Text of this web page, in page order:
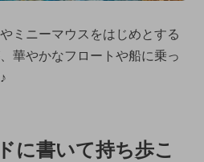
ミニーマウスをはじめとする
華やかなフロートや船に乗っ
に書いて持ち歩こ